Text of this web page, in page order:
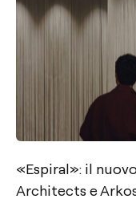
«Espiral»: il
Architects e